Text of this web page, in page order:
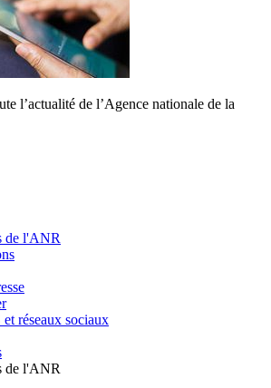
l’actualité de l’Agence nationale de la
de l'ANR
réseaux sociaux
de l'ANR